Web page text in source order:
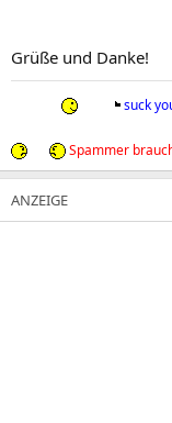
Grüße und Danke!
suck
Spammer